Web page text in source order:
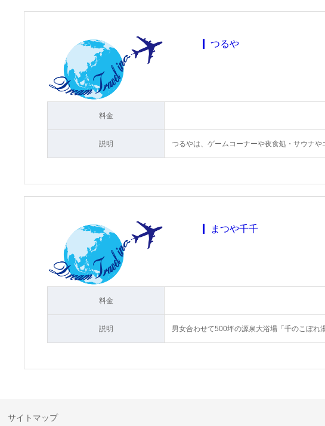
つるや
料金
説明 つるやは、ゲームコーナーや夜食処・サウナ
まつや千千
料金
説明 男女合わせて500坪の源泉大浴場「千のこぼ
サイトマップ